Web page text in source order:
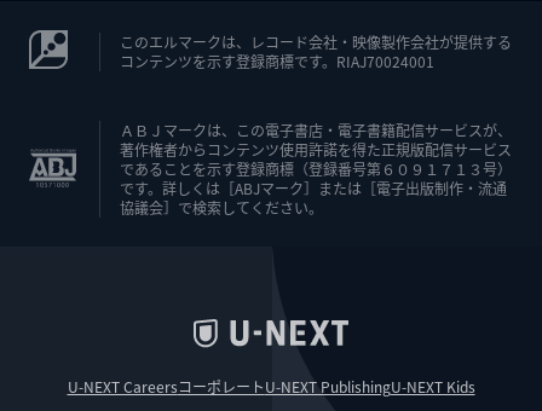
このエルマークは、レコード会社・映像製作会社が提供する
コンテンツを示す登録商標です。RIAJ70024001
ＡＢＪマークは、この電子書店・電子書籍配信サービスが、
著作権者からコンテンツ使用許諾を得た正規版配信サービス
であることを示す登録商標（登録番号第６０９１７１３号）
です。詳しくは［ABJマーク］または［電子出版制作・流通
協議会］で検索してください。
U-NEXT CareersコーポレートU-NEXT PublishingU-NEXT Kids